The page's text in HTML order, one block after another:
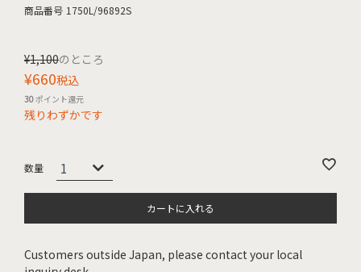
商品番号 1750L/96892S
¥1,100のところ
¥660税込
30ポイント還元
残りわずかです
カートに入れる
Customers outside Japan, please contact your local